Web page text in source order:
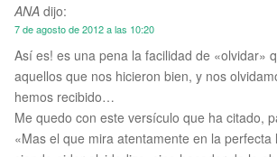
ANA dijo:
7 de agosto de 2012 a las 10:20
Así es! es una pena la facilidad de «olvidar»
aquellos que nos hicieron bien, y nos
hemos recibido…
Me quedo con este versículo que ha citado,
«Mas el que mira atentamente en la